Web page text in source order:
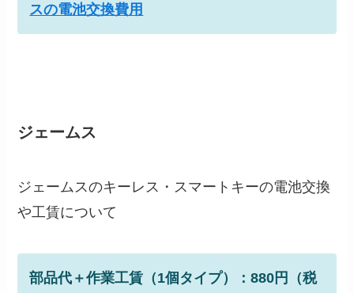
スの電池交換費用
ジェームス
ジェームスのキーレス・スマートキーの電池交換
や工賃について
部品代＋作業工賃（1個タイプ）：880 円（税